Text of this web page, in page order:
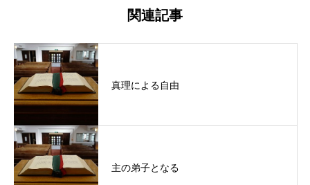
関連記事
真理による自由
主の弟子となる